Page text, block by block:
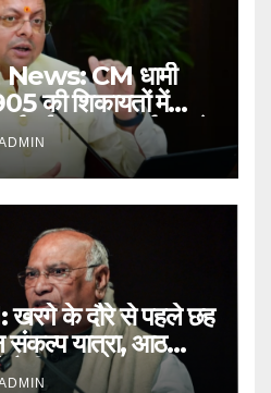
CM धामी
की शिकायतों में
शून्य प्रदर्शन वाले
के दौरे से पहले छह
संकल्प यात्रा, आठ
रैली